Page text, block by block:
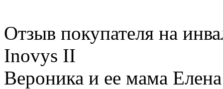
Отзыв покупателя на
Inovys II
Вероника и ее мама